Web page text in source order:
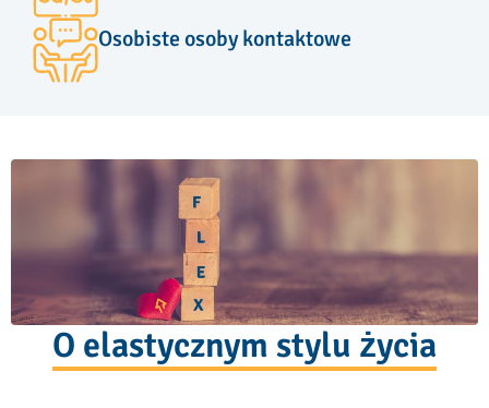
Osobiste osoby kontaktowe
O elastycznym stylu życia